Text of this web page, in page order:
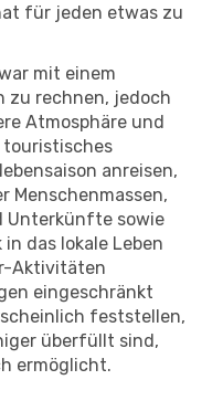
für jeden etwas zu
mit einem
zu rechnen, jedoch
Atmosphäre und
anreisen,
Menschenmassen,
Unterkünfte sowie
das lokale Leben
Aktivitäten
eingeschränkt
feststellen,
überfüllt sind,
ermöglicht.